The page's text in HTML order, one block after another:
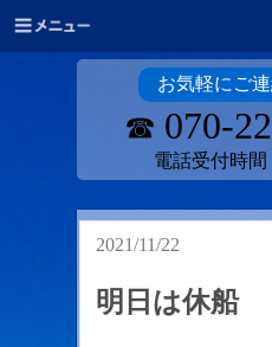
お気軽にご
☎ 070-
電話受付時間
2021/11/22
明日は休船